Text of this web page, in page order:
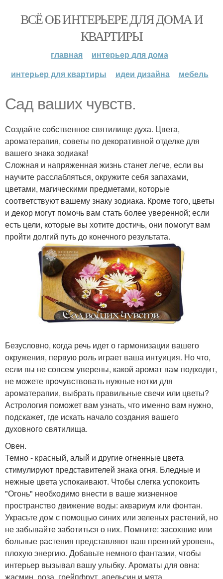
ВСЁ ОБ ИНТЕРЬЕРЕ ДЛЯ ДОМА И
КВАРТИРЫ
главная
интерьер для дома
интерьер для квартиры
идеи дизайна мебель
Сад ваших чувств.
Создайте собственное святилище духа. Цвета,
ароматерапия, советы по декоративной отделке для
вашего знака зодиака!
Сложная и напряженная жизнь станет легче, если вы
научите расслабляться, окружите себя запахами,
цветами, магическими предметами, которые
соответствуют вашему знаку зодиака. Кроме того, цветы
и декор могут помочь вам стать более уверенной; если
есть цели, которые вы хотите достичь, они помогут вам
пройти долгий путь до конечного результата.
Безусловно, когда речь идет о гармонизации вашего
окружения, первую роль играет ваша интуиция. Но что,
если вы не совсем уверены, какой аромат вам подходит,
не можете прочувствовать нужные нотки для
ароматерапии, выбрать правильные свечи или цветы?
Астрология поможет вам узнать, что именно вам нужно,
подскажет, где искать начало создания вашего
духовного святилища.
Овен.
Темно - красный, алый и другие огненные цвета
стимулируют представителей знака огня. Бледные и
нежные цвета успокаивают. Чтобы слегка успокоить
"Огонь" необходимо внести в ваше жизненное
пространство движение воды: аквариум или фонтан.
Украсьте дом с помощью синих или зеленых растений, но
не забывайте заботиться о них. Помните: засохшие или
больные растения представляют ваш прежний уровень,
плохую энергию. Добавьте немного фантазии, чтобы
интерьер вызывал вашу улыбку. Ароматы для овна: